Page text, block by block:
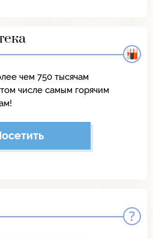
чем 750 тысячам
числе самым горячим